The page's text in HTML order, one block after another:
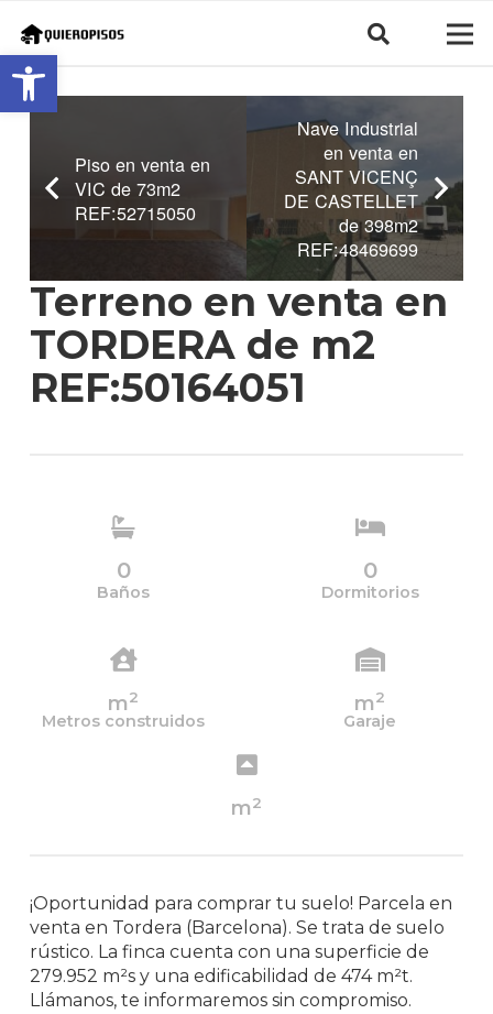
Abrir barra de herramientas
Piso en venta en
VIC de 73m2
REF:52715050
Nave Industrial
en venta en
SANT VICENÇ
DE CASTELLET
de 398m2
REF:48469699
Terreno en venta en
TORDERA de m2
REF:50164051
0
Baños
0
Dormitorios
m2
Metros construidos
m2
Garaje
m2
¡Oportunidad para comprar tu suelo! Parcela en
venta en Tordera (Barcelona). Se trata de suelo
rústico. La finca cuenta con una superficie de
279.952 m²s y una edificabilidad de 474 m²t.
Llámanos, te informaremos sin compromiso.